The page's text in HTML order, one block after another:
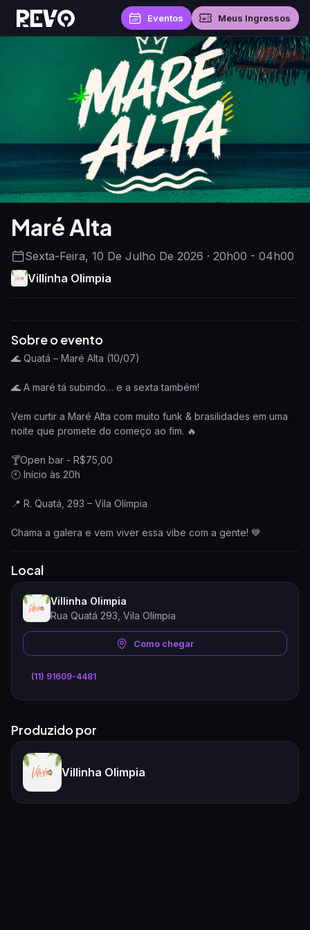
Eventos Meus Ingressos
Maré Alta
Sexta-Feira, 10 De Julho De 2026 · 20h00 - 04h00
Villinha Olimpia
Sobre o evento
🌊 Quatá – Maré Alta (10/07)
🌊 A maré tá subindo… e a sexta também!
Vem curtir a Maré Alta com muito funk & brasilidades em uma
noite que promete do começo ao fim. 🔥
🍸Open bar - R$75,00
🕙 Início às 20h
📍 R. Quatá, 293 – Vila Olímpia
Chama a galera e vem viver essa vibe com a gente! 💙
Local
Villinha Olimpia
Rua Quatá 293, Vila Olímpia
Como chegar
(11) 91609-4481
Produzido por
Villinha Olimpia